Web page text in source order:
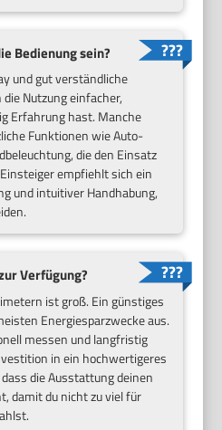
Bedienung sein?
und gut verständliche
Nutzung einfacher,
Erfahrung hast. Manche
Funktionen wie Auto-
die den Einsatz
empfiehlt sich ein
und intuitiver Handhabung,
Verfügung?
ist groß. Ein günstiges
Energiesparzwecke aus.
messen und langfristig
in ein hochwertigeres
die Ausstattung deinen
damit du nicht zu viel für